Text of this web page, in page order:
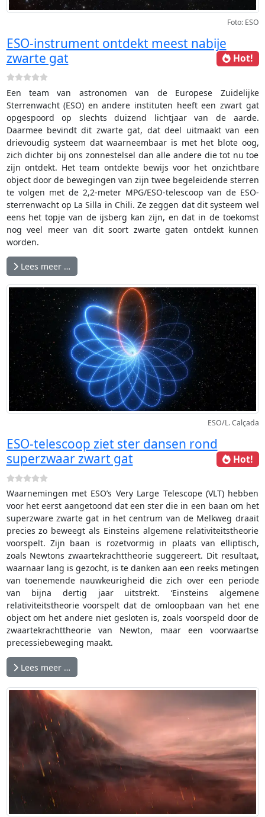
Foto: ESO
ESO-instrument ontdekt meest nabije
zwarte gat
Hot!
Een team van astronomen van de Europese Zuidelijke
Sterrenwacht (ESO) en andere instituten heeft een zwart gat
opgespoord op slechts duizend lichtjaar van de aarde.
Daarmee bevindt dit zwarte gat, dat deel uitmaakt van een
drievoudig systeem dat waarneembaar is met het blote oog,
zich dichter bij ons zonnestelsel dan alle andere die tot nu toe
zijn ontdekt. Het team ontdekte bewijs voor het onzichtbare
object door de bewegingen van zijn twee begeleidende sterren
te volgen met de 2,2-meter MPG/ESO-telescoop van de ESO-
sterrenwacht op La Silla in Chili. Ze zeggen dat dit systeem wel
eens het topje van de ijsberg kan zijn, en dat in de toekomst
nog veel meer van dit soort zwarte gaten ontdekt kunnen
worden.
Lees meer …
ESO/L. Calçada
ESO-telescoop ziet ster dansen rond
superzwaar zwart gat
Hot!
Waarnemingen met ESO’s Very Large Telescope (VLT) hebben
voor het eerst aangetoond dat een ster die in een baan om het
superzware zwarte gat in het centrum van de Melkweg draait
precies zo beweegt als Einsteins algemene relativiteitstheorie
voorspelt. Zijn baan is rozetvormig in plaats van elliptisch,
zoals Newtons zwaartekrachttheorie suggereert. Dit resultaat,
waarnaar lang is gezocht, is te danken aan een reeks metingen
van toenemende nauwkeurigheid die zich over een periode
van bijna dertig jaar uitstrekt. ‘Einsteins algemene
relativiteitstheorie voorspelt dat de omloopbaan van het ene
object om het andere niet gesloten is, zoals voorspeld door de
zwaartekrachttheorie van Newton, maar een voorwaartse
precessiebeweging maakt.
Lees meer …